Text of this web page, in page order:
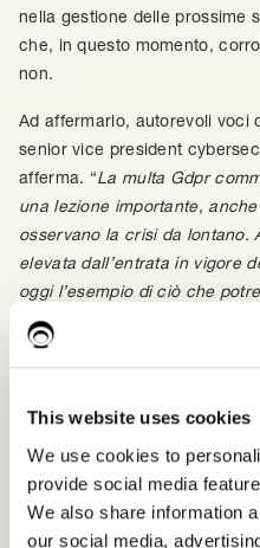
This website uses cookies
We use cookies to
provide social media
We also share information
our social media,
nella gestione delle prossime
che, in questo momento,
non.
Ad affermarlo, autorevoli voci
senior vice president
afferma. “La multa Gdpr
una lezione importante,
osservano la crisi da lontano.
elevata dall’entrata in vigore
oggi l’esempio di ciò che
mancata conformità”.
AncheGastone Nencini,
rappresenta un campanello
tecnologia e qualsiasi altra
enormi quantità di dati
cura e attenzione alla
smaltimento sicuro dei dati